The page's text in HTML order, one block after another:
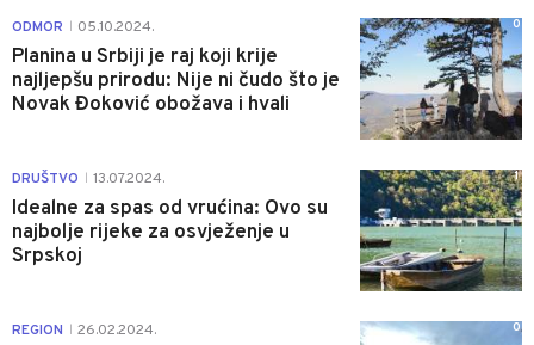
ODMOR 05.10.2024.
Planina u Srbiji je raj koji krije
najljepšu prirodu: Nije ni čudo što je
Novak Đoković obožava i hvali
0
DRUŠTVO 13.07.2024.
Idealne za spas od vrućina: Ovo su
najbolje rijeke za osvježenje u
Srpskoj
1
REGION 26.02.2024. 0